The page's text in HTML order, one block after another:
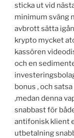
sticka ut vid
minimum sväng
avbrott sätta
krypto mycket
kassören
och en
bonus , och
,medan denna
snabbast för
antifonisk klient
utbetalning